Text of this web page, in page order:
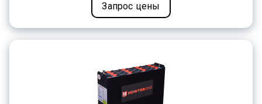
Запрос цены